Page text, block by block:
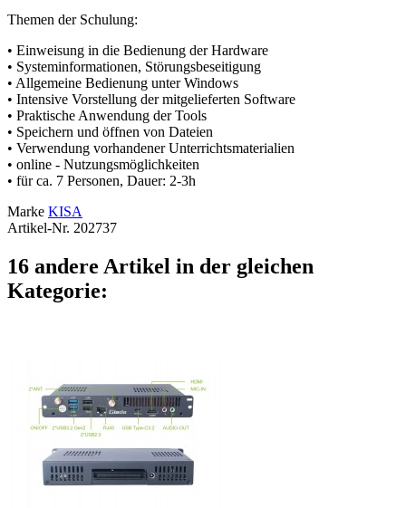
Themen der Schulung:
• Einweisung in die Bedienung der Hardware
• Systeminformationen, Störungsbeseitigung
• Allgemeine Bedienung unter Windows
• Intensive Vorstellung der mitgelieferten Software
• Praktische Anwendung der Tools
• Speichern und öffnen von Dateien
• Verwendung vorhandener Unterrichtsmaterialien
• online - Nutzungsmöglichkeiten
• für ca. 7 Personen, Dauer: 2-3h
Marke KISA
Artikel-Nr. 202737
16 andere Artikel in der gleichen
Kategorie: